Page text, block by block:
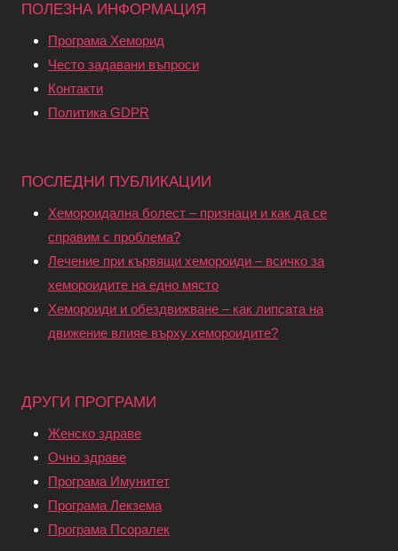
ПОЛЕЗНА ИНФОРМАЦИЯ
Програма Хеморид
Често задавани въпроси
Контакти
Политика GDPR
ПОСЛЕДНИ ПУБЛИКАЦИИ
Хемороидална болест – признаци и как да се
справим с проблема?
Лечение при кървящи хемороиди – всичко за
хемороидите на едно място
Хемороиди и обездвижване – как липсата на
движение влияе върху хемороидите?
ДРУГИ ПРОГРАМИ
Женско здраве
Очно здраве
Програма Имунитет
Програма Лекзема
Програма Псоралек